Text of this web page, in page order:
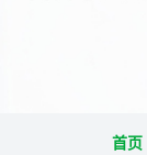
首页